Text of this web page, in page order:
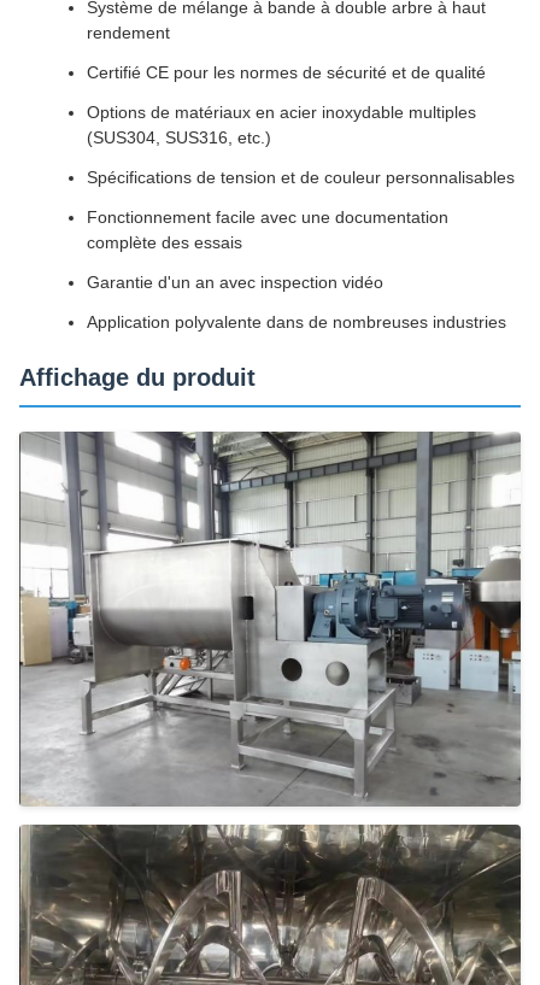
Système de mélange à bande à double arbre à haut
rendement
Certifié CE pour les normes de sécurité et de qualité
Options de matériaux en acier inoxydable multiples
(SUS304, SUS316, etc.)
Spécifications de tension et de couleur personnalisables
Fonctionnement facile avec une documentation
complète des essais
Garantie d'un an avec inspection vidéo
Application polyvalente dans de nombreuses industries
Affichage du produit